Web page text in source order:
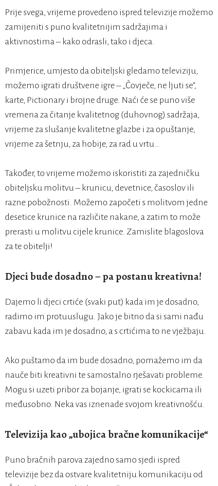
Prije svega, vrijeme provedeno ispred televizije možemo
zamijeniti s puno kvalitetnijim sadržajima i
aktivnostima – kako odrasli, tako i djeca.
Primjerice, umjesto da obiteljski gledamo televiziju,
možemo igrati društvene igre – „Čovječe, ne ljuti se“,
karte, Pictionary i brojne druge. Naći će se puno više
vremena za čitanje kvalitetnog (duhovnog) sadržaja,
vrijeme za slušanje kvalitetne glazbe i za opuštanje,
vrijeme za šetnju, za hobije, za rad u vrtu…
Također, to vrijeme možemo iskoristiti za zajedničku
obiteljsku molitvu – krunicu, devetnice, časoslov ili
razne pobožnosti. Možemo započeti s molitvom jedne
desetice krunice na različite nakane, a zatim to može
prerasti u molitvu cijele krunice. Zamislite blagoslova
za te obitelji!
Djeci bude dosadno – pa postanu kreativna!
Dajemo li djeci crtiće (svaki put) kada im je dosadno,
radimo im protuuslugu. Jako je bitno da si sami nađu
zabavu kada im je dosadno, a s crtićima to ne vježbaju.
Ako puštamo da im bude dosadno, pomažemo im da
nauče biti kreativni te samostalno rješavati probleme.
Mogu si uzeti pribor za bojanje, igrati se kockicama ili
međusobno. Neka vas iznenade svojom kreativnošću.
Televizija kao „ubojica bračne komunikacije“
Puno bračnih parova zajedno samo sjedi ispred
televizije bez da ostvare kvalitetniju komunikaciju od